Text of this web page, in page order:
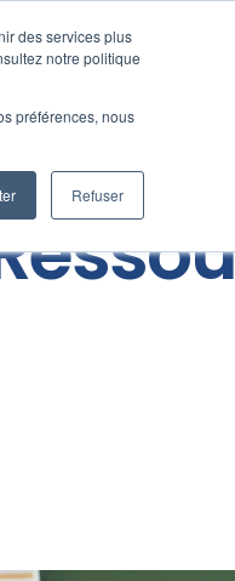
des services plus
notre politique
préférences, nous
Refuser